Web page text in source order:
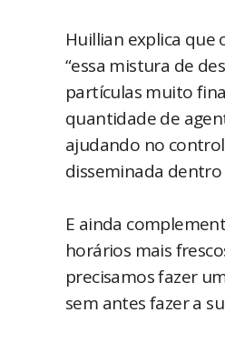
Huillian explica
“essa mistura de
partículas muito
quantidade de
ajudando no
disseminada
E ainda
horários mais
precisamos fazer
sem antes fazer a